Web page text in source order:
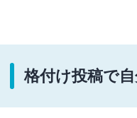
格付け投稿で